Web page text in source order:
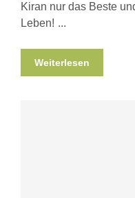
Kiran nur das Beste
Leben!
Weiterlesen